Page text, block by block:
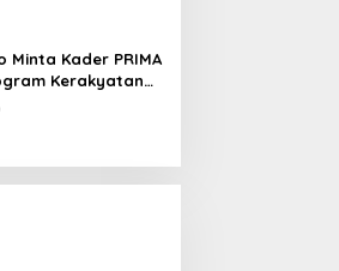
Minta Kader PRIMA
Kerakyatan
Prabowo